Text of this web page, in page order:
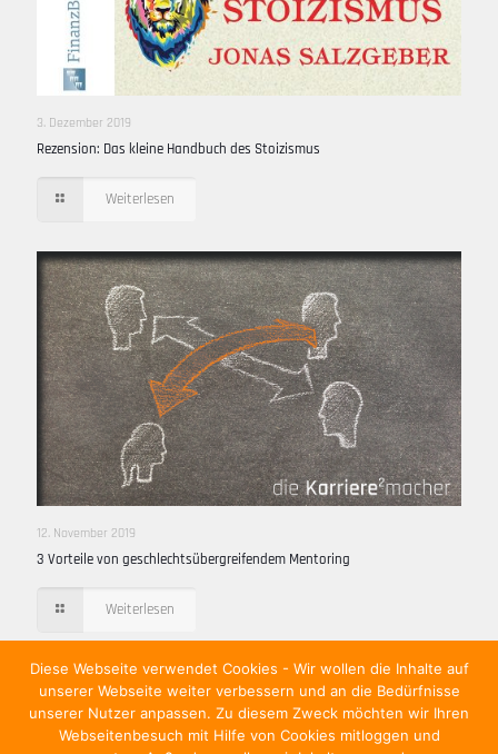
3. Dezember 2019
Rezension: Das kleine Handbuch des Stoizismus
Weiterlesen
12. November 2019
3 Vorteile von geschlechtsübergreifendem Mentoring
Weiterlesen
Comments are closed.
Diese Webseite verwendet Cookies - Wir wollen die Inhalte auf
unserer Webseite weiter verbessern und an die Bedürfnisse
unserer Nutzer anpassen. Zu diesem Zweck möchten wir Ihren
Webseitenbesuch mit Hilfe von Cookies mitloggen und